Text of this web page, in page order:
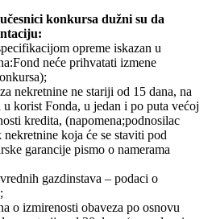
konkursa dužni su da
opreme iskazan u
neće prihvatati izmene
nekretnine ne stariji od 15 dana, na
korist Fonda, u jedan i po puta većoj
kredita, (napomena;podnosilac
koja će se staviti pod
garancije pismo o namerama
gazdinstava – podaci o
o izmirenosti obaveza po osnovu